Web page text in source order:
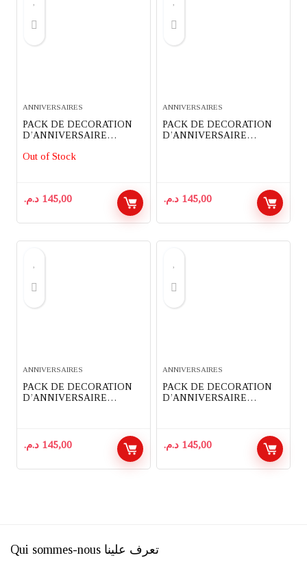
ANNIVERSAIRES
PACK DE DECORATION
D’ANNIVERSAIRE
THEME MINNIE MOUSE
Out of Stock
145,00 د.م.
ANNIVERSAIRES
PACK DE DECORATION
D’ANNIVERSAIRE
145,00 د.م.
ANNIVERSAIRES
PACK DE DECORATION
D’ANNIVERSAIRE
145,00 د.م.
ANNIVERSAIRES
PACK DE DECORATION
D’ANNIVERSAIRE
145,00 د.م.
Qui sommes-nous تعرف علينا